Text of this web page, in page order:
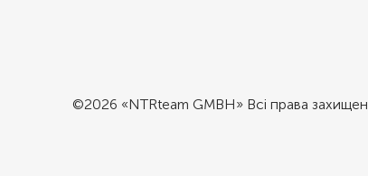
©2026 «NTRteam GMBH» Всі права